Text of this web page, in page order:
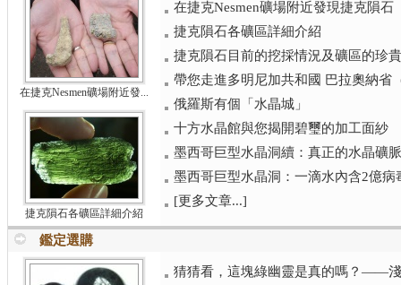
在捷克Nesmen礦場附近發...
捷克隕石各礦區詳細介紹
在捷克Nesmen礦場附近發現捷克隕石
捷克隕石各礦區詳細介紹
捷克隕石目前的挖採情況及礦區的珍
帶您走進多明尼加共和國 巴拉奧納省
俄羅斯有個「水晶城」
十方水晶館與您揭開碧璽的加工面紗
墨西哥巨型水晶洞續：真正的水晶礦
墨西哥巨型水晶洞：一滴水內含2億病
[更多文章...]
鑑定選購
猜猜看，這塊綠幽靈是真的嗎？——